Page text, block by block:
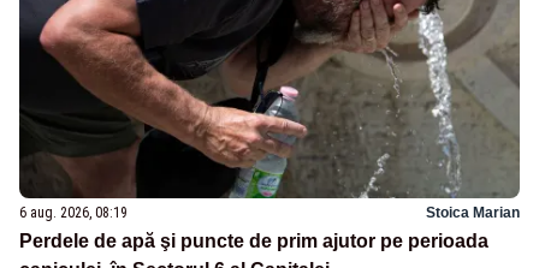
6 aug. 2026, 08:19 Stoica Marian
Perdele de apă şi puncte de prim ajutor pe perioada